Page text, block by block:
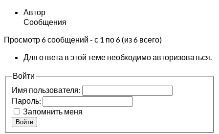
Автор
Сообщения
Просмотр 6 сообщений - с 1 по 6 (из 6 всего)
Для ответа в этой теме необходимо авторизоваться.
Войти
Имя пользователя:
Пароль:
Запомнить меня
Войти